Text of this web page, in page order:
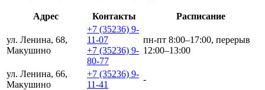
Адрес Контакты Расписание
ул. Ленина, 68,
Макушино
+7 (35236) 9-
11-07
+7 (35236) 9-
80-77
пн-пт 8:00–17:00, перерыв
12:00–13:00
ул. Ленина, 66,
Макушино
+7 (35236) 9-
11-41
-